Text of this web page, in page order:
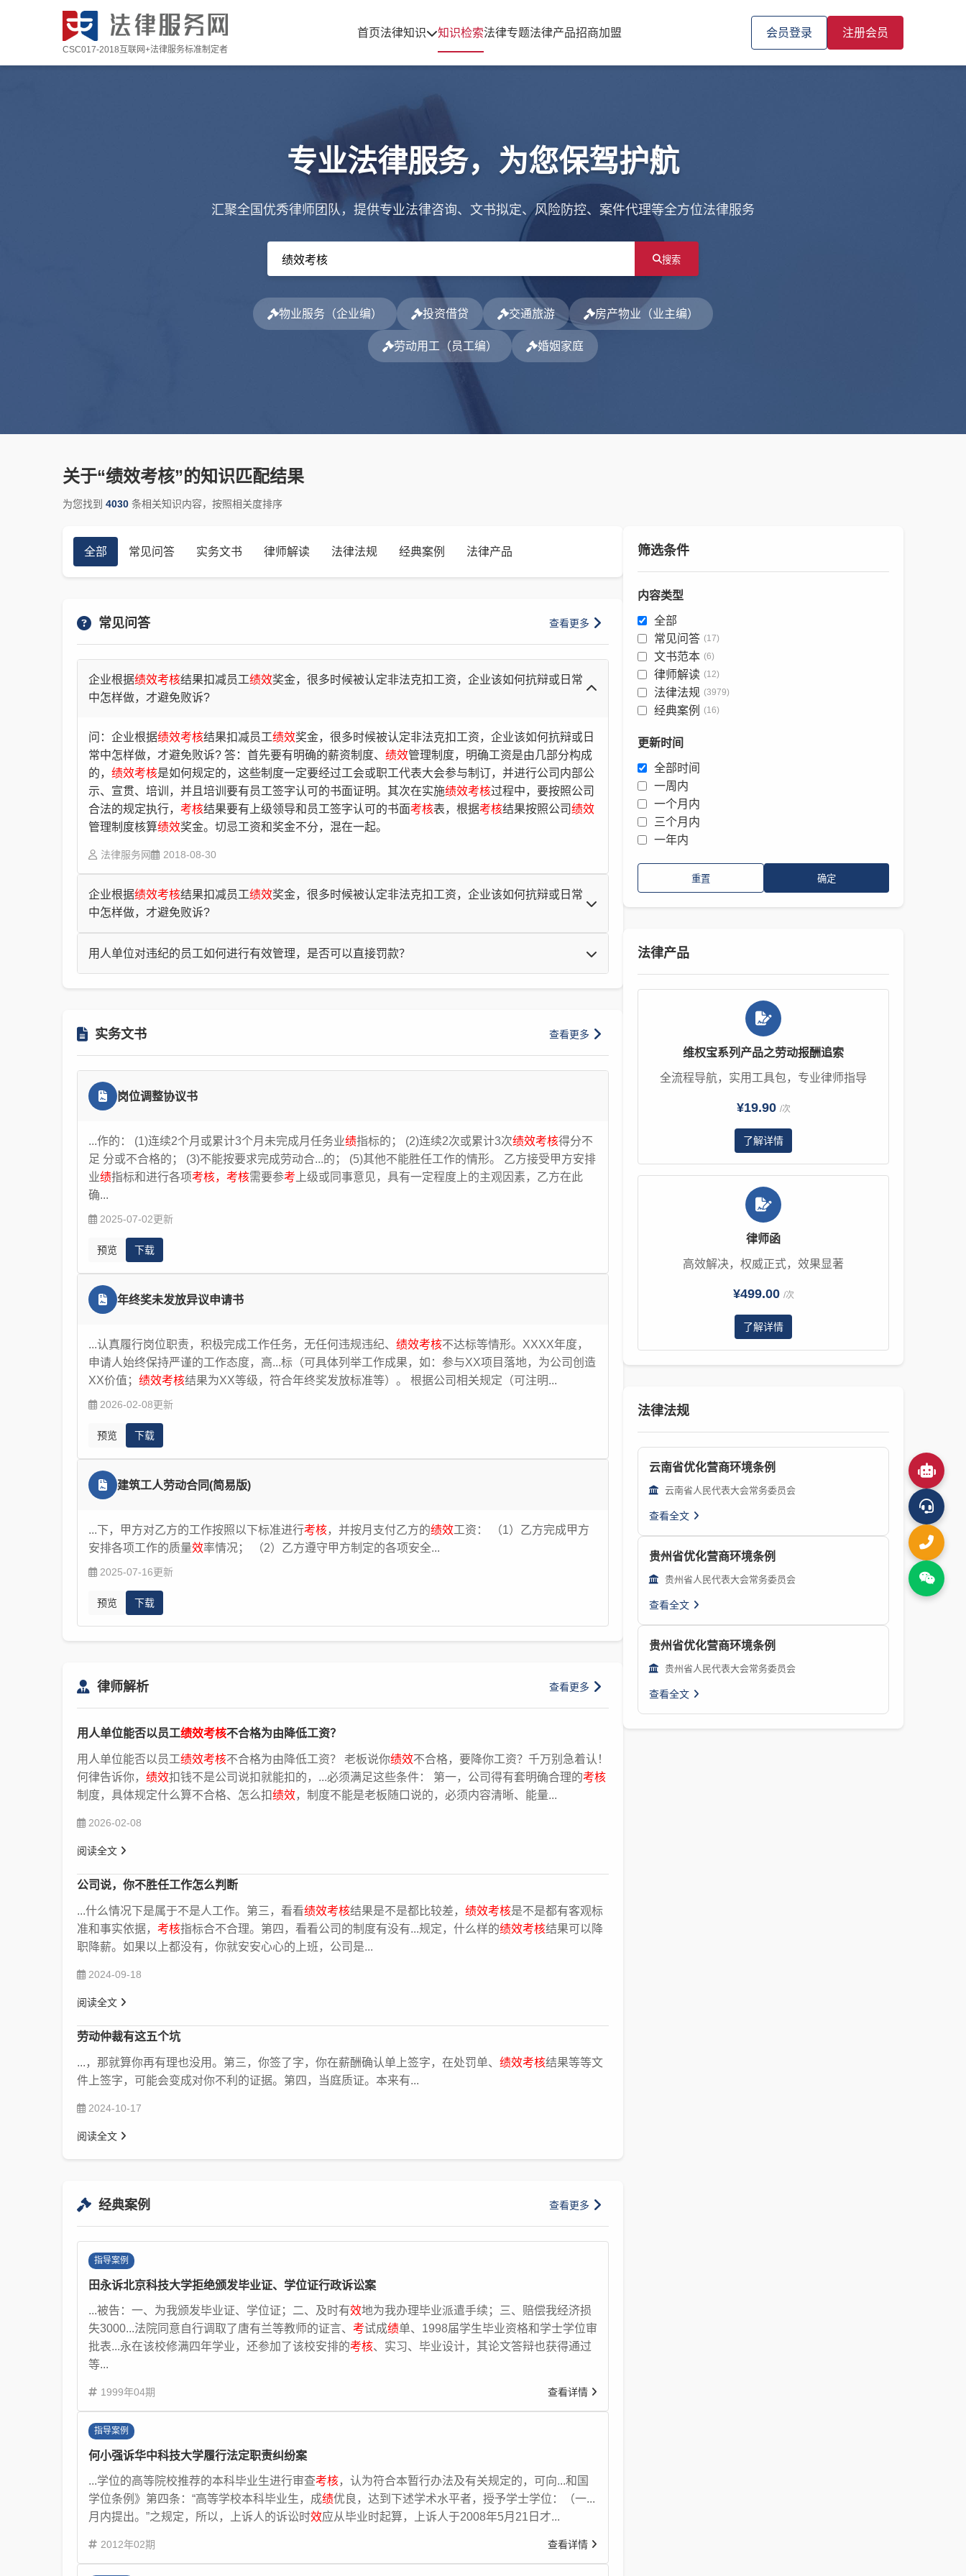
CSC017-2018互联网+法律服务标准制定者
首页法律知识 知识检索法律专题法律产品招商加盟 会员登录 注册会员
专业法律服务，为您保驾护航
汇聚全国优秀律师团队，提供专业法律咨询、文书拟定、风险防控、案件代理等全方位法律服务
搜索
物业服务（企业编） 投资借贷 交通旅游 房产物业（业主编）
劳动用工（员工编） 婚姻家庭
关于“绩效考核”的知识匹配结果
为您找到 4030 条相关知识内容，按照相关度排序
全部 常见问答 实务文书 律师解读 法律法规 经典案例 法律产品
常见问答 查看更多
企业根据绩效考核结果扣减员工绩效奖金，很多时候被认定非法克扣工资，企业该如何抗辩或日常
中怎样做，才避免败诉?
问：企业根据绩效考核结果扣减员工绩效奖金，很多时候被认定非法克扣工资，企业该如何抗辩或日
常中怎样做，才避免败诉? 答：首先要有明确的薪资制度、 绩效管理制度，明确工资是由几部分构成
的， 绩效考核是如何规定的，这些制度一定要经过工会或职工代表大会参与制订，并进行公司内部公
示、宣贯、培训，并且培训要有员工签字认可的书面证明。其次在实施绩效考核过程中，要按照公司
合法的规定执行， 考核结果要有上级领导和员工签字认可的书面考核表，根据考核结果按照公司绩效
管理制度核算绩效奖金。切忌工资和奖金不分，混在一起。
法律服务网 2018-08-30
企业根据绩效考核结果扣减员工绩效奖金，很多时候被认定非法克扣工资，企业该如何抗辩或日常
中怎样做，才避免败诉?
怎样做，才避免败诉? 答：1)员工签订的劳动合同中不应包含奖金部分;2)完善
绩效考
核等级的分布比例及奖金发放原则。
用人单位对违纪的员工如何进行有效管理，是否可以直接罚款？
以在工资构成中设置全勤奖来进行有效管理：若员工当月满勤的情况下则可享受全勤奖；若员工当月出现
迟到、早退、旷工等相关情形时，您公司可扣除员工当月的全部或部分全勤奖；其次，针对员工迟到、早
退、旷工的次数与时间设置不同程度的违纪处罚措施，并依法制定相关规章制度，如每人每月一次迟到多
少分钟或者每月内累计迟到多少分钟，给予书面警告等类似条款，直至达到一定程度可视为严重违反规章
制度并解除劳动合同。再次，对于违纪行为，还可以通过依法制定具有实际操作价值的
升、工资、奖励等。要注意的是，所制定的规章制度一定要先期公示，让员工知晓。
法律服务网 2018-01-08
实务文书 查看更多
岗位调整协议书
...作的： (1)连续2个月或累计3个月未完成月任务业绩指标的； (2)连续2次或累计3次绩效考核得分不
足 分或不合格的； (3)不能按要求完成劳动合...的； (5)其他不能胜任工作的情形。 乙方接受甲方安排
业绩指标和进行各项考核，考核需要参考 上级或同事意见，具有一定程度上的主观因素，乙方在此
确...
2025-07-02更新
预览 下载
年终奖未发放异议申请书
...认真履行岗位职责，积极完成工作任务，无任何违规违纪、 绩效考核不达标等情形。XXXX年度，
申请人始终保持严谨的工作态度，高...标（可具体列举工作成果，如：参与XX项目落地，为公司创造
XX价值； 绩效考核结果为XX等级，符合年终奖发放标准等）。 根据公司相关规定（可注明...
2026-02-08更新
预览 下载
建筑工人劳动合同(简易版)
...下，甲方对乙方的工作按照以下标准进行考核，并按月支付乙方的绩效工资： （1）乙方完成甲方
安排各项工作的质量效率情况； （2）乙方遵守甲方制定的各项安全...
2025-07-16更新
预览 下载
律师解析 查看更多
用人单位能否以员工绩效考核不合格为由降低工资？
用人单位能否以员工绩效考核不合格为由降低工资？ 老板说你绩效不合格，要降你工资？千万别急着认！
何律告诉你， 绩效扣钱不是公司说扣就能扣的，...必须满足这些条件： 第一，公司得有套明确合理的考核
制度，具体规定什么算不合格、怎么扣绩效，制度不能是老板随口说的，必须内容清晰、能量...
2026-02-08
阅读全文
公司说，你不胜任工作怎么判断
...什么情况下是属于不是人工作。第三，看看绩效考核结果是不是都比较差， 绩效考核是不是都有客观标
准和事实依据， 考核指标合不合理。第四，看看公司的制度有没有...规定，什么样的绩效考核结果可以降
职降薪。如果以上都没有，你就安安心心的上班，公司是...
2024-09-18
阅读全文
劳动仲裁有这五个坑
...，那就算你再有理也没用。第三，你签了字，你在薪酬确认单上签字，在处罚单、 绩效考核结果等等文
件上签字，可能会变成对你不利的证据。第四，当庭质证。本来有...
2024-10-17
阅读全文
经典案例 查看更多
指导案例
田永诉北京科技大学拒绝颁发毕业证、学位证行政诉讼案
...被告：一、为我颁发毕业证、学位证；二、及时有效地为我办理毕业派遣手续；三、赔偿我经济损
失3000...法院同意自行调取了唐有兰等教师的证言、 考试成绩单、1998届学生毕业资格和学士学位审
批表...永在该校修满四年学业，还参加了该校安排的考核、实习、毕业设计，其论文答辩也获得通过
等...
1999年04期 查看详情
指导案例
何小强诉华中科技大学履行法定职责纠纷案
...学位的高等院校推荐的本科毕业生进行审查考核，认为符合本暂行办法及有关规定的，可向...和国
学位条例》第四条：“高等学校本科毕业生，成绩优良，达到下述学术水平者，授予学士学位：（一...
月内提出。”之规定，所以，上诉人的诉讼时效应从毕业时起算，上诉人于2008年5月21日才...
2012年02期 查看详情
筛选条件
内容类型
全部
常见问答 (17)
文书范本 (6)
律师解读 (12)
法律法规 (3979)
经典案例 (16)
更新时间
全部时间
一周内
一个月内
三个月内
一年内
重置 确定
法律产品
维权宝系列产品之劳动报酬追索
全流程导航，实用工具包，专业律师指导
¥19.90 /次
了解详情
律师函
高效解决，权威正式，效果显著
¥499.00 /次
了解详情
法律法规
云南省优化营商环境条例
云南省人民代表大会常务委员会
查看全文
贵州省优化营商环境条例
贵州省人民代表大会常务委员会
查看全文
贵州省优化营商环境条例
贵州省人民代表大会常务委员会
查看全文